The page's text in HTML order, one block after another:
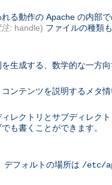
る動作の Apache の内部
: handle) ファイルの種類
生成する、数学的な一方
ンテンツを説明するメタ
レクトリとサブディレクト
も書くことができます。
デフォルトの場所は /etc/